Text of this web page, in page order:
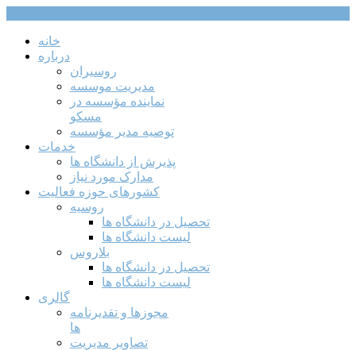
خانه
درباره
روسیران
مدیریت موسسه
نماینده مؤسسه در
مسکو
توصیه مدیر مؤسسه
خدمات
پذیرش از دانشگاه ها
مدارک مورد نیاز
کشورهای حوزه فعالیت
روسیه
تحصیل در دانشگاه ها
لیست دانشگاه ها
بلاروس
تحصیل در دانشگاه ها
لیست دانشگاه ها
گالری
مجوزها و تقدیرنامه
ها
تصاویر مدیریت